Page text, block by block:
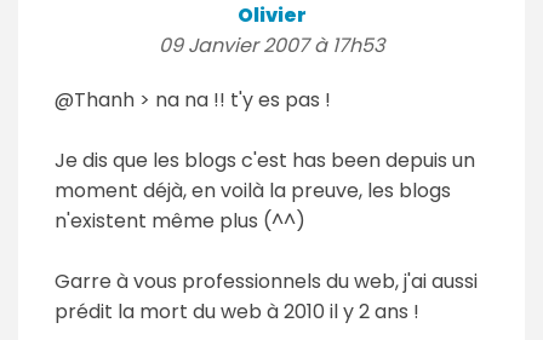
Olivier
09 Janvier 2007 à 17h53
@Thanh > na na !! t'y es pas !
Je dis que les blogs c'est has been depuis un
moment déjà, en voilà la preuve, les blogs
n'existent même plus (^^)
Garre à vous professionnels du web, j'ai aussi
prédit la mort du web à 2010 il y 2 ans !